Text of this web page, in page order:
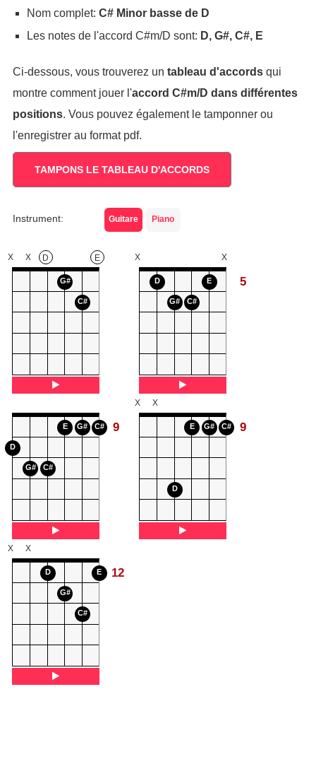
Nom complet: C# Minor basse de D
Les notes de l'accord C#m/D sont: D, G#, C#, E
Ci-dessous, vous trouverez un tableau d'accordsqui
montre comment jouer l'accord C#m/D dans différentes
positions. Vous pouvez également le tamponner ou
l'enregistrer au format pdf.
TAMPONS LE TABLEAU D'ACCORDS
Instrument: Guitare Piano
D
G#
C#
E
X X
D
G# C#
E
X X
5
D
G# C#
E G# C# 9
D
E G# C#
X X
9
D
G#
C#
E
X X
12